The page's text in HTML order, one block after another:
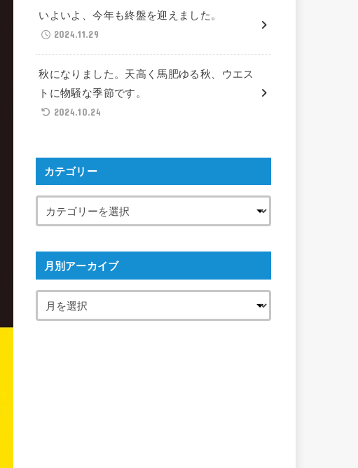
いよいよ、今年も終盤を迎えました。
2024.11.29
秋になりました。天高く馬肥ゆる秋、ウエス
トに物騒な季節です。
2024.10.24
カテゴリー
月別アーカイブ